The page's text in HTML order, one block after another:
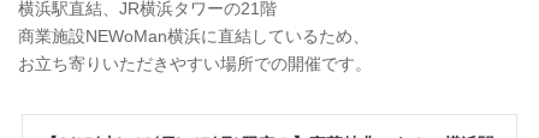
横浜駅直結、JR横浜タワーの21階
商業施設NEWoMan横浜に直結しているため、
お立ち寄りいただきやすい場所での開催です。